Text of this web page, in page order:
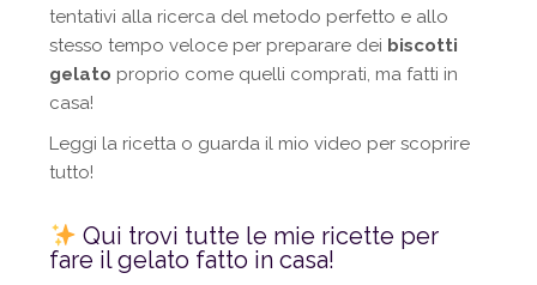
tentativi alla ricerca del metodo perfetto e allo
stesso tempo veloce per preparare dei biscotti
gelato proprio come quelli comprati, ma fatti in
casa!
Leggi la ricetta o guarda il mio video per scoprire
tutto!
Qui trovi tutte le mie ricette per
fare il gelato fatto in casa!